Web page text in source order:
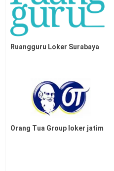
Ruangguru Loker Surabaya
Orang Tua Group loker jatim